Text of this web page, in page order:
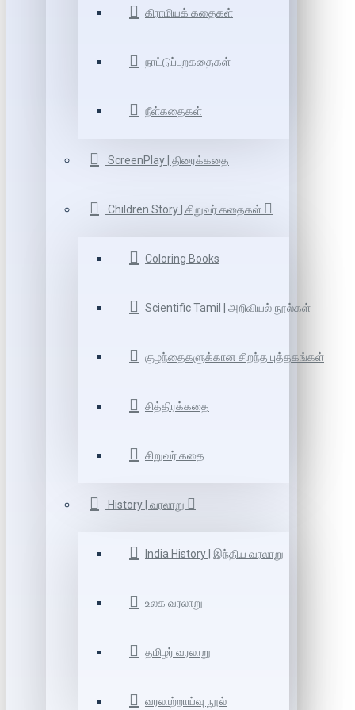
கிராமியக் கதைகள்
நாட்டுப்புறகதைகள்
நீள்கதைகள்
ScreenPlay | திரைக்கதை
Children Story | சிறுவர் கதைகள்
Coloring Books
Scientific Tamil | அறிவியல் நூல்கள்
குழந்தைகளுக்கான சிறந்த புத்தகங்கள்
சித்திரக்கதை
சிறுவர் கதை
History | வரலாறு
India History | இந்திய வரலாறு
உலக வரலாறு
தமிழர் வரலாறு
வரலாற்றாய்வு நூல்